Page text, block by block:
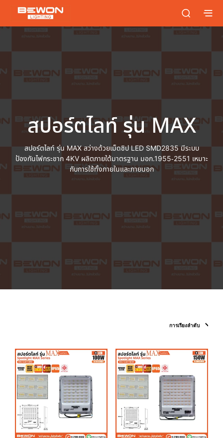
สปอร์ตไลท์ รุ่น MAX
สปอร์ตไลท์ รุ่น MAX สว่างด้วยเม็ดชิป LED SMD2835 มีระบบ
ป้องกันไฟกระชาก 4KV ผลิตภายใต้มาตรฐาน มอก.1955-2551 เหมาะ
กับการใช้ทั้งภายในและภายนอก